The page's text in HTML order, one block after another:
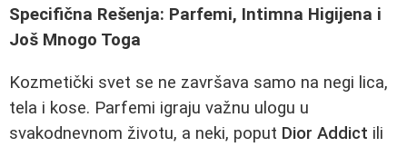
Specifična Rešenja: Parfemi, Intimna Higijena i
Još Mnogo Toga
Kozmetički svet se ne završava samo na negi lica,
tela i kose. Parfemi igraju važnu ulogu u
svakodnevnom životu, a neki, poput Dior Addict ili